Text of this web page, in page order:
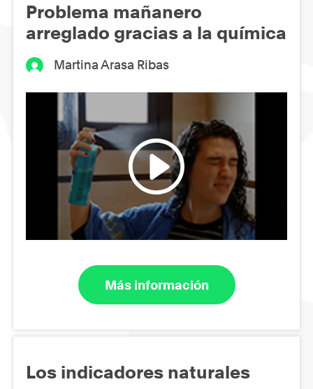
Problema mañanero
arreglado gracias a la química
Martina Arasa Ribas
Más información
Los indicadores naturales